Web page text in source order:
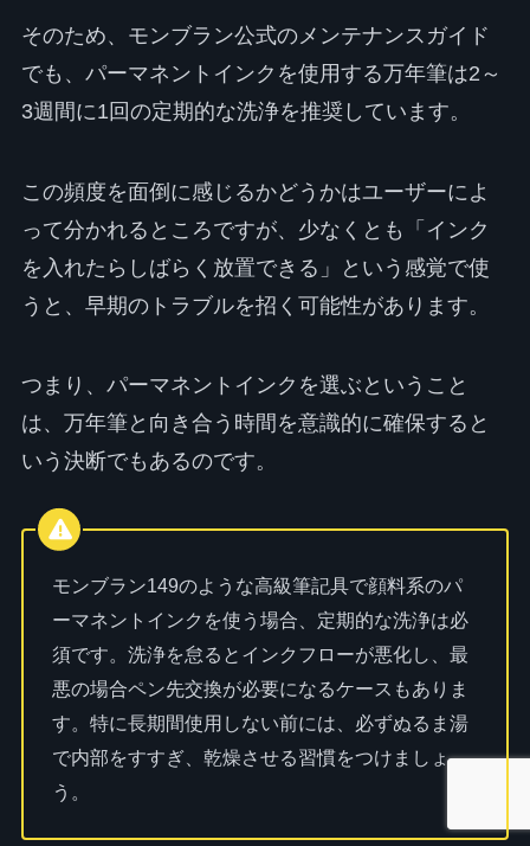
そのため、モンブラン公式のメンテナンスガイド
でも、パーマネントインクを使用する万年筆は2～
3週間に1回の定期的な洗浄を推奨しています。
この頻度を面倒に感じるかどうかはユーザーによ
って分かれるところですが、少なくとも「インク
を入れたらしばらく放置できる」という感覚で使
うと、早期のトラブルを招く可能性があります。
つまり、パーマネントインクを選ぶということ
は、万年筆と向き合う時間を意識的に確保すると
いう決断でもあるのです。
モンブラン149のような高級筆記具で顔料系のパ
ーマネントインクを使う場合、定期的な洗浄は必
須です。洗浄を怠るとインクフローが悪化し、最
悪の場合ペン先交換が必要になるケースもありま
す。特に長期間使用しない前には、必ずぬるま湯
で内部をすすぎ、乾燥させる習慣をつけましょ
う。